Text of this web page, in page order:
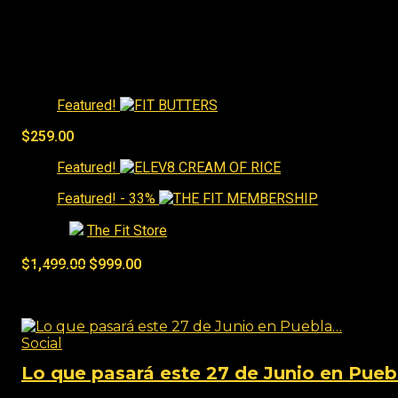
Featured!
$259.00
Featured!
Featured! - 33%
The Fit Store
$1,499.00 $999.00
Social
Lo que pasará este 27 de Junio en